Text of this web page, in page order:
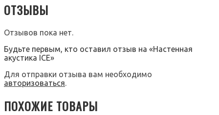
ОТЗЫВЫ
Отзывов пока нет.
Будьте первым, кто оставил отзыв на «Настенная
акустика ICE»
Для отправки отзыва вам необходимо
авторизоваться.
ПОХОЖИЕ ТОВАРЫ